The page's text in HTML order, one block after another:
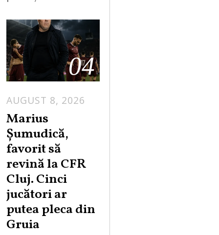
04
AUGUST 8, 2026
Marius
Șumudică,
favorit să
revină la CFR
Cluj. Cinci
jucători ar
putea pleca din
Gruia